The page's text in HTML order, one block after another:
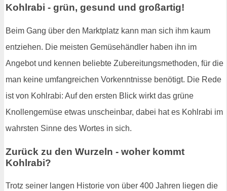
Kohlrabi - grün, gesund und großartig!
Beim Gang über den Marktplatz kann man sich ihm kaum
entziehen. Die meisten Gemüsehändler haben ihn im
Angebot und kennen beliebte Zubereitungsmethoden, für die
man keine umfangreichen Vorkenntnisse benötigt. Die Rede
ist von Kohlrabi: Auf den ersten Blick wirkt das grüne
Knollengemüse etwas unscheinbar, dabei hat es Kohlrabi im
wahrsten Sinne des Wortes in sich.
Zurück zu den Wurzeln - woher kommt
Kohlrabi?
Trotz seiner langen Historie von über 400 Jahren liegen die